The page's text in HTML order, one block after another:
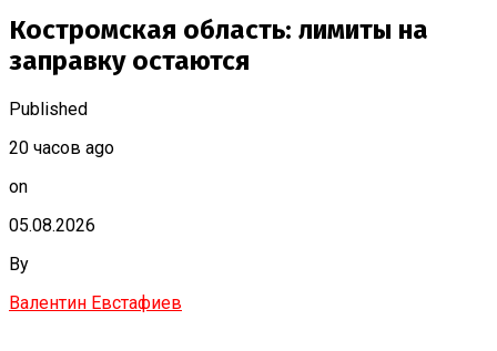
Костромская область: лимиты на
заправку остаются
Published
20 часов ago
on
05.08.2026
By
Валентин Евстафиев